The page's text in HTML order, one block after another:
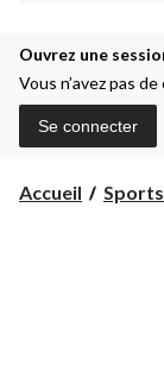
Ouvrez une
Vous n’avez pas
Se connecter
Accueil